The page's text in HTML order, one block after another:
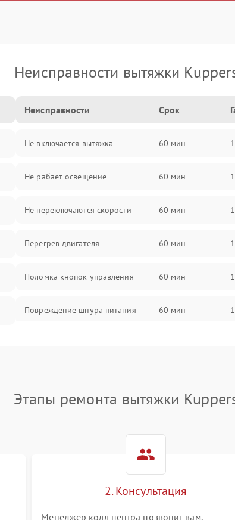
Неисправности вытяжки
Неисправности Срок
Не включается вытяжка 60 мин
Не рабает освещение 60 мин
Не переключаются скорости 60 мин
Перегрев двигателя 60 мин
Поломка кнопок управления 60 мин
Повреждение шнура питания 60 мин
Неисправность пускового
Этапы ремонта вытяжки
2. Консультация
Менеджер колл центра позвонит вам,